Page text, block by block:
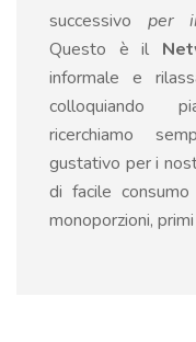
successivo per
Questo è il
informale e
colloquiando
ricerchiamo
gustativo per i
di facile
monoporzioni,